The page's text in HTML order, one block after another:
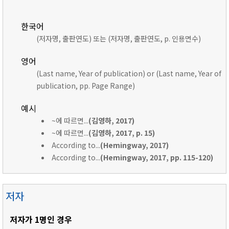
한국어
(저자명, 출판연도) 또는 (저자명, 출판연도, p. 인용면수)
영어
(Last name, Year of publication) or (Last name, Year of
publication, pp. Page Range)
예시
~에 따르면...(김영하, 2017)
~에 따르면...(김영하, 2017, p. 15)
According to...(Hemingway, 2017)
According to...(Hemingway, 2017, pp. 115-120)
저자
저자가 1명인 경우